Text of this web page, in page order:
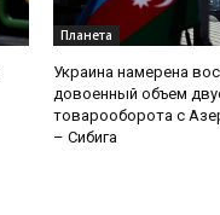
Планета
Украина намерена
довоенный объем
товарооборота с
– Сибига